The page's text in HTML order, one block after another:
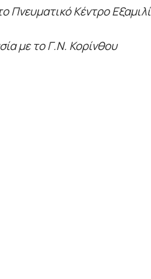
Πνευματικό Κέντρο
με το Γ.Ν. Κορίνθου